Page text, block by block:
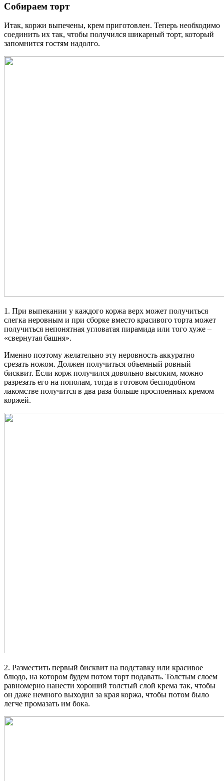
Собираем торт
Итак, коржи выпечены, крем приготовлен. Теперь необходимо
соединить их так, чтобы получился шикарный торт, который
запомнится гостям надолго.
1. При выпекании у каждого коржа верх может получиться
слегка неровным и при сборке вместо красивого торта может
получиться непонятная угловатая пирамида или того хуже –
«свернутая башня».
Именно поэтому желательно эту неровность аккуратно
срезать ножом. Должен получиться объемный ровный
бисквит. Если корж получился довольно высоким, можно
разрезать его на пополам, тогда в готовом бесподобном
лакомстве получится в два раза больше прослоенных кремом
коржей.
2. Разместить первый бисквит на подставку или красивое
блюдо, на котором будем потом торт подавать. Толстым слоем
равномерно нанести хороший толстый слой крема так, чтобы
он даже немного выходил за края коржа, чтобы потом было
легче промазать им бока.